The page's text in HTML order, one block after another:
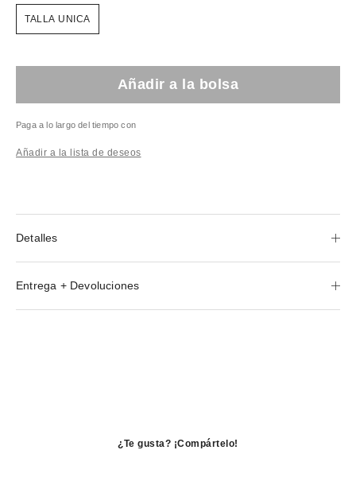
TALLA UNICA
Añadir a la bolsa
Paga a lo largo del tiempo con
Añadir a la lista de deseos
Detalles
Entrega + Devoluciones
¿Te gusta? ¡Compártelo!